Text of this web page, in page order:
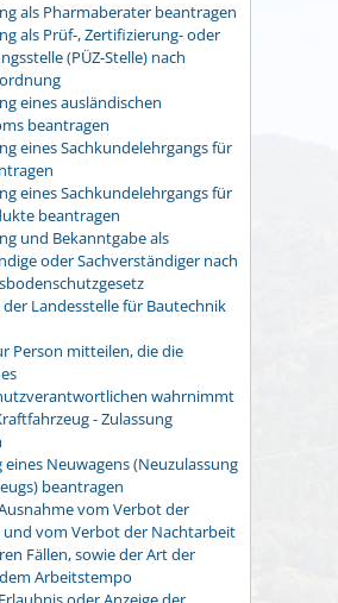
als Pharmaberater beantragen
als Prüf-, Zertifizierung- oder
(PÜZ-Stelle) nach
eines ausländischen
beantragen
eines Sachkundelehrgangs für
eines Sachkundelehrgangs für
beantragen
und Bekanntgabe als
oder Sachverständiger nach
der Landesstelle für Bautechnik
Person mitteilen, die die
wahrnimmt
- Zulassung
Neuwagens (Neuzulassung
beantragen
vom Verbot der
vom Verbot der Nachtarbeit
Fällen, sowie der Art der
Arbeitstempo